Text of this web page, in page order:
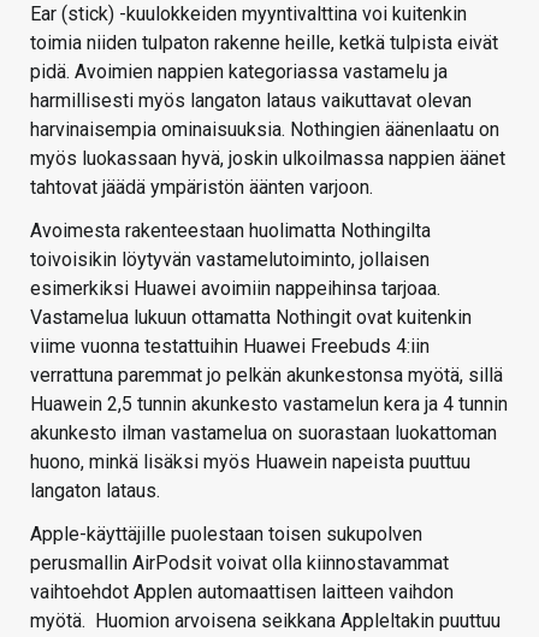
Ear (stick) -kuulokkeiden myyntivalttina voi kuitenkin
toimia niiden tulpaton rakenne heille, ketkä tulpista eivät
pidä. Avoimien nappien kategoriassa vastamelu ja
harmillisesti myös langaton lataus vaikuttavat olevan
harvinaisempia ominaisuuksia. Nothingien äänenlaatu on
myös luokassaan hyvä, joskin ulkoilmassa nappien äänet
tahtovat jäädä ympäristön äänten varjoon.
Avoimesta rakenteestaan huolimatta Nothingilta
toivoisikin löytyvän vastamelutoiminto, jollaisen
esimerkiksi Huawei avoimiin nappeihinsa tarjoaa.
Vastamelua lukuun ottamatta Nothingit ovat kuitenkin
viime vuonna testattuihin Huawei Freebuds 4:iin
verrattuna paremmat jo pelkän akunkestonsa myötä, sillä
Huawein 2,5 tunnin akunkesto vastamelun kera ja 4 tunnin
akunkesto ilman vastamelua on suorastaan luokattoman
huono, minkä lisäksi myös Huawein napeista puuttuu
langaton lataus.
Apple-käyttäjille puolestaan toisen sukupolven
perusmallin AirPodsit voivat olla kiinnostavammat
vaihtoehdot Applen automaattisen laitteen vaihdon
myötä. Huomion arvoisena seikkana Appleltakin puuttuu